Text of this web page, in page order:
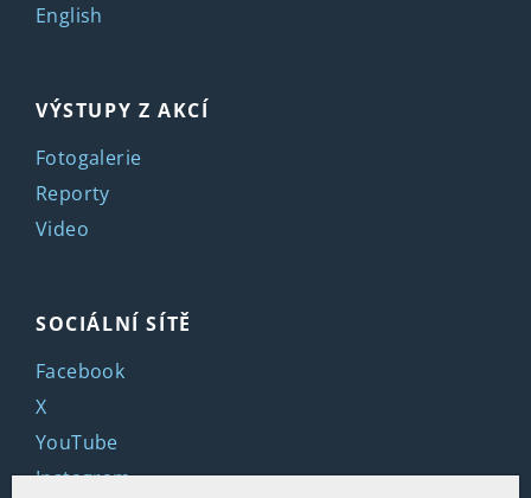
English
VÝSTUPY Z AKCÍ
Fotogalerie
Reporty
Video
SOCIÁLNÍ SÍTĚ
Facebook
X
YouTube
Instagram